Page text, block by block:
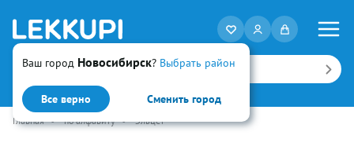
Ваш город Новосибирск? Выбрать район
Все верно Сменить город
Искать
Главная • по алфавиту • Эльцет